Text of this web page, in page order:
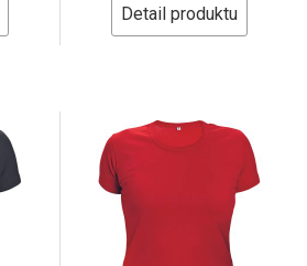
Detail produktu